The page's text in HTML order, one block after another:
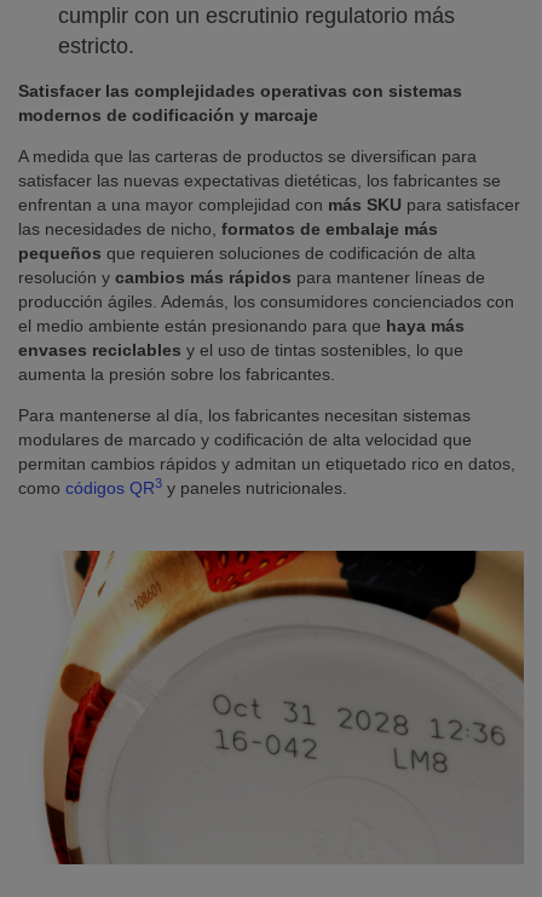
cumplir con un escrutinio regulatorio más
estricto.
Satisfacer las complejidades operativas con sistemas
modernos de codificación y marcaje
A medida que las carteras de productos se diversifican para
satisfacer las nuevas expectativas dietéticas, los fabricantes se
enfrentan a una mayor complejidad con más SKU para satisfacer
las necesidades de nicho, formatos de embalaje más
pequeños que requieren soluciones de codificación de alta
resolución y cambios más rápidos para mantener líneas de
producción ágiles. Además, los consumidores concienciados con
el medio ambiente están presionando para que haya más
envases reciclables y el uso de tintas sostenibles, lo que
aumenta la presión sobre los fabricantes.
Para mantenerse al día, los fabricantes necesitan sistemas
modulares de marcado y codificación de alta velocidad que
permitan cambios rápidos y admitan un etiquetado rico en datos,
como códigos QR3 y paneles nutricionales.